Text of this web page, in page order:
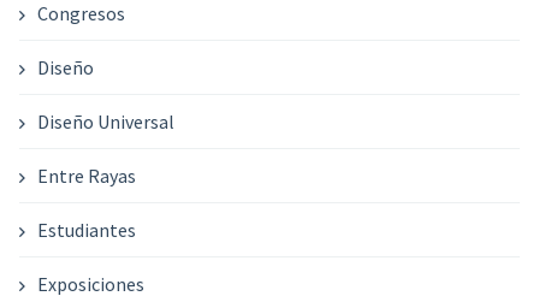
Congresos
Diseño
Diseño Universal
Entre Rayas
Estudiantes
Exposiciones